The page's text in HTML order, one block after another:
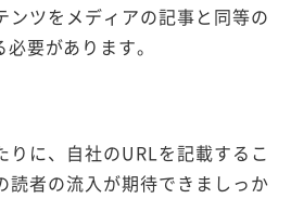
ンツをメディアの記事と同等の
要があります。
りに、自社のURLを記載するこ
読者の流入が期待できましっか